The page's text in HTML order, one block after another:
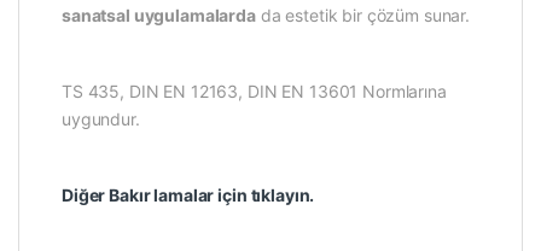
sanatsal uygulamalardada estetik bir çözüm sunar.
TS 435, DIN EN 12163, DIN EN 13601 Normlarına
uygundur.
Diğer Bakır lamalar için tıklayın.